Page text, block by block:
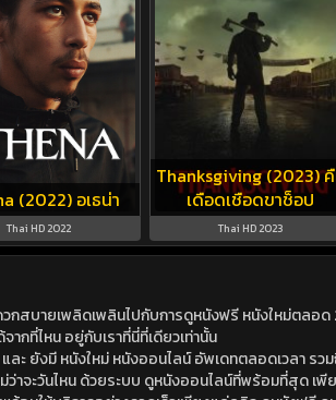
(2022) อเธน่า
Thai HD 2022
Thanksgiving (2023)
เดือดเชือดขาช็อป
Thai HD 2023
สบายเพลิดเพลินไปกับการดูหนังฟรี หนังใหม่ตลอ
กที่ไหน อยู่กับเราที่นี่ที่เดียวเท่านั้น
ละ ยังมี หนังใหม่ หนังออนไลน์ อัพเดทตลอดเวลา
ว่าจะวันไหน ด้วยระบบ ดูหนังออนไลน์ที่พร้อมที่สุด เ